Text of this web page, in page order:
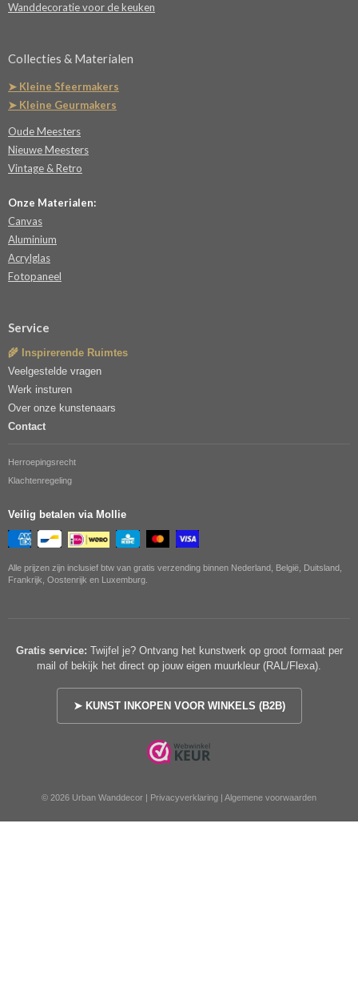
Wanddecoratie voor de keuken
Collecties & Materialen
➤ Kleine Sfeermakers
➤ Kleine Geurmakers
Oude Meesters
Nieuwe Meesters
Vintage & Retro
Onze Materialen:
Canvas
Aluminium
Acrylglas
Fotopaneel
Service
🌾 Inspirerende Ruimtes
Veelgestelde vragen
Werk insturen
Over onze kunstenaars
Contact
Herroepingsrecht
Klachtenregeling
Veilig betalen via Mollie
Alle prijzen zijn inclusief btw van gratis verzending binnen Nederland, België, Duitsland,
Frankrijk, Oostenrijk en Luxemburg.
Gratis service: Twijfel je? Ontvang het kunstwerk op groot formaat per
mail of bekijk het direct op jouw eigen muurkleur (RAL/Flexa).
➤ KUNST INKOPEN VOOR WINKELS (B2B)
© 2026 Urban Wanddecor | Privacyverklaring | Algemene voorwaarden